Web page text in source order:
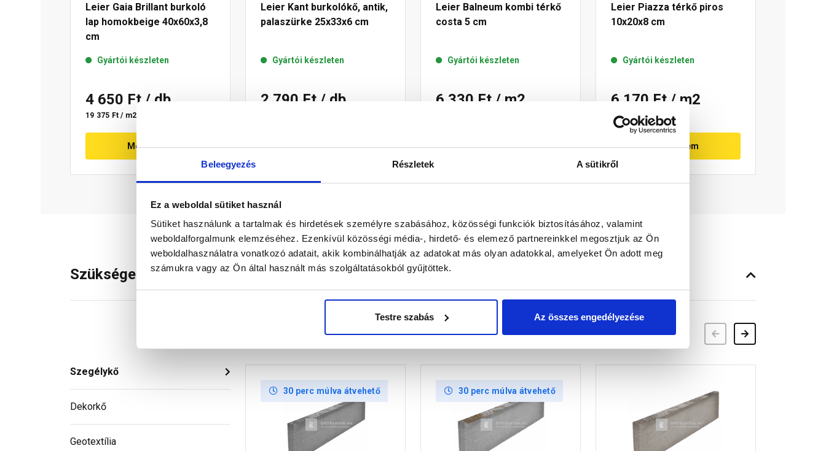
Beleegyezés Részletek A sütikről
Ez a weboldal sütiket használ
Sütiket használunk a tartalmak és hirdetések személyre szabásához, közösségi funkciók biztosításához, valamint
weboldalforgalmunk elemzéséhez. Ezenkívül közösségi média-, hirdető- és elemező partnereinkkel megosztjuk az Ön
weboldalhasználatra vonatkozó adatait, akik kombinálhatják az adatokat más olyan adatokkal, amelyeket Ön adott meg
számukra vagy az Ön által használt más szolgáltatásokból gyűjtöttek.
Testre szabás Az összes engedélyezése
Leier Gaia Brillant burkoló
lap homokbeige 40x60x3,8
cm
Gyártói készleten
4 650 Ft / db
19 375 Ft / m2
Megnézem
Leier Kant burkolókő, antik,
palaszürke 25x33x6 cm
Gyártói készleten
2 790 Ft / db
Megnézem
Leier Balneum kombi térkő
costa 5 cm
Gyártói készleten
6 330 Ft / m2
Megnézem
Leier Piazza térkő piros
10x20x8 cm
Gyártói készleten
6 170 Ft / m2
Megnézem
Szükséged lehet rá
Szegélykő
Dekorkő
Geotextília
Előző Következő
30 perc múlva átvehető 30 perc múlva átvehető